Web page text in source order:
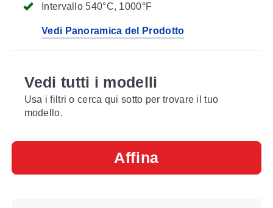
Intervallo 540°C, 1000°F
Vedi Panoramica del Prodotto
Vedi tutti i modelli
Usa i filtri o cerca qui sotto per trovare il tuo
modello.
Affina